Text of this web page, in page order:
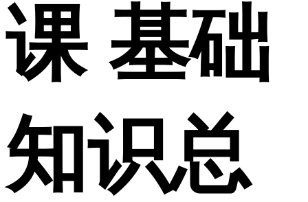
课 基础
知识总